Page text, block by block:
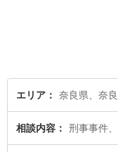
エリア 奈良県、奈
相談内容 刑事事件